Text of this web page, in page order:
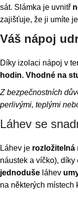
sát. Slámka je uvnitř
zajišťuje, že ji umíte
Váš nápoj
Díky izolaci nápoj v
hodin. Vhodné na
Z bezpečnostních
perlivými, teplými
Láhev se
Láhev je rozložitelná
náustek a víčko), díky
jednoduše láhev
na některých místech